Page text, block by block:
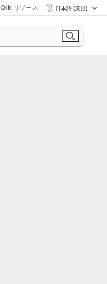
Qlik リソース 日本語 (変更)